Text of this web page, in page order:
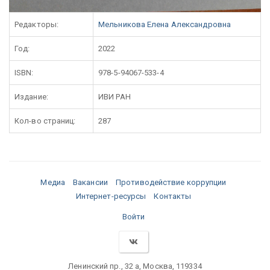
Редакторы: Мельникова Елена Александровна
Год: 2022
ISBN: 978-5-94067-533-4
Издание: ИВИ РАН
Кол-во страниц: 287
Медиа Вакансии
Противодействие коррупции
Интернет-ресурсы
Контакты
Войти
Ленинский пр., 32 а, Москва, 119334